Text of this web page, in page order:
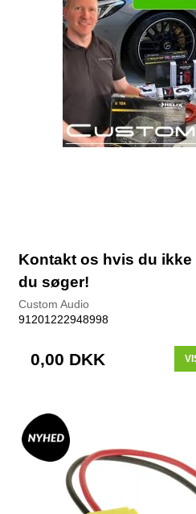
Kontakt os hvis du
du søger!
Custom Audio
91201222948998
0,00 DKK